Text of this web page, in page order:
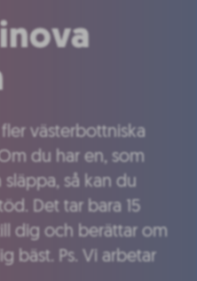
västerbottniska
du har en, som
så kan du
Det tar bara 15
dig och berättar om
bäst. Ps. Vi arbetar